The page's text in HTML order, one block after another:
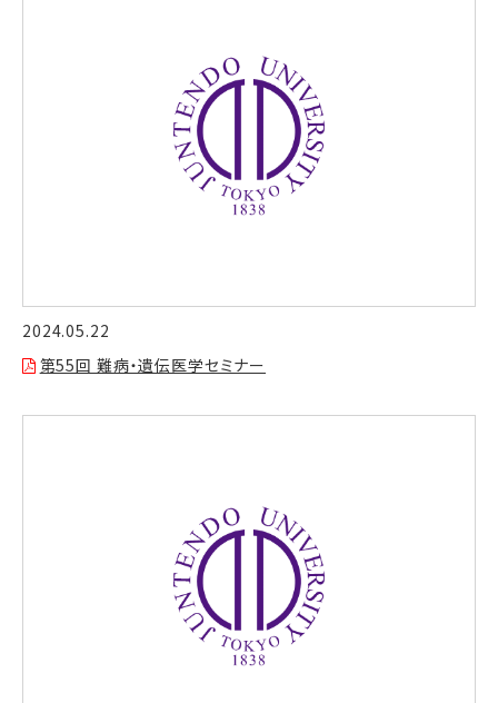
2024.05.22
第55回 難病・遺伝医学セミナー